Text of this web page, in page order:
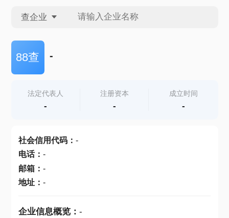
查企业
查企业
查产地
88查 -
法定代表人
-
注册资本
-
成立时间
-
社会信用代码： -
电话： -
邮箱： -
地址： -
企业信息概览： -